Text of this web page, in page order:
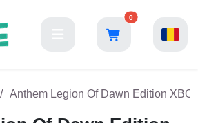
0
Anthem Legion Of Dawn Edition